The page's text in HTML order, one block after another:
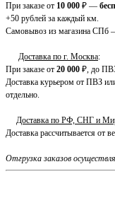
При заказе от 10 000 ₽ —
+50 рублей за каждый км.
Самовывоз из магазина СПб
Доставка по г. Москва:
При заказе от 20 000 ₽, до
Доставка курьером от ПВЗ
отдельно.
Доставка по РФ, СНГ и
Доставка рассчитывается от
Отгрузка заказов